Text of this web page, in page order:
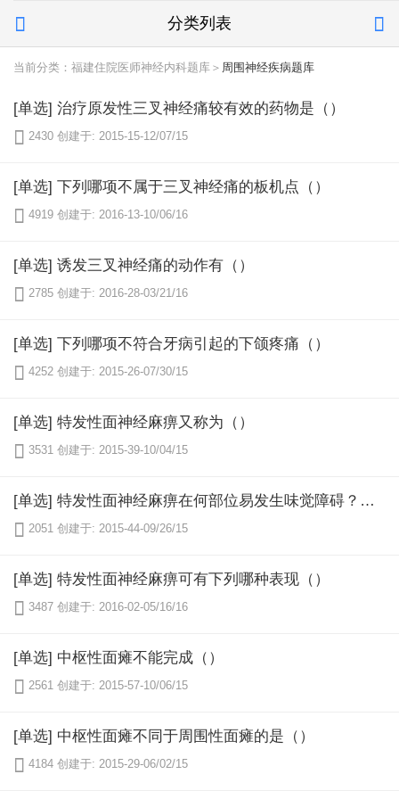
 分类列表 
当前分类：福建住院医师神经内科题库＞ 周围神经疾病题库
[单选] 治疗原发性三叉神经痛较有效的药物是（）
 2430 创建于: 2015-15-12/07/15
[单选] 下列哪项不属于三叉神经痛的板机点（）
 4919 创建于: 2016-13-10/06/16
[单选] 诱发三叉神经痛的动作有（）
 2785 创建于: 2016-28-03/21/16
[单选] 下列哪项不符合牙病引起的下颌疼痛（）
 4252 创建于: 2015-26-07/30/15
[单选] 特发性面神经麻痹又称为（）
 3531 创建于: 2015-39-10/04/15
[单选] 特发性面神经麻痹在何部位易发生味觉障碍？（）
 2051 创建于: 2015-44-09/26/15
[单选] 特发性面神经麻痹可有下列哪种表现（）
 3487 创建于: 2016-02-05/16/16
[单选] 中枢性面瘫不能完成（）
 2561 创建于: 2015-57-10/06/15
[单选] 中枢性面瘫不同于周围性面瘫的是（）
 4184 创建于: 2015-29-06/02/15